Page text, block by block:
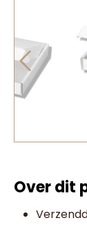
Over dit